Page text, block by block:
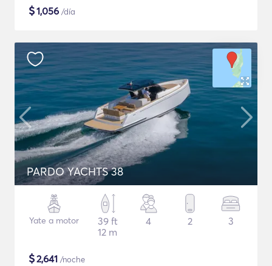
$1,056 /día
PARDO YACHTS 38
Yate a motor
39 ft
12 m
4 2 3
$2,641 /noche